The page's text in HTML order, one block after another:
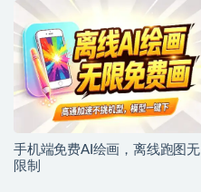
手机端免费AI绘画，离线跑图无
限制